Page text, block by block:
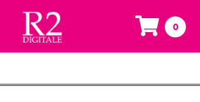
0